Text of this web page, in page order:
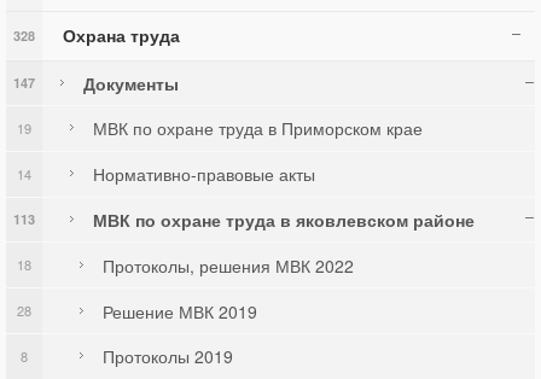
Охрана труда
328
Документы
147
МВК по охране труда в Приморском крае
19
Нормативно-правовые акты
14
МВК по охране труда в яковлевском районе
113
Протоколы, решения МВК 2022
18
Решение МВК 2019
28
Протоколы 2019
8